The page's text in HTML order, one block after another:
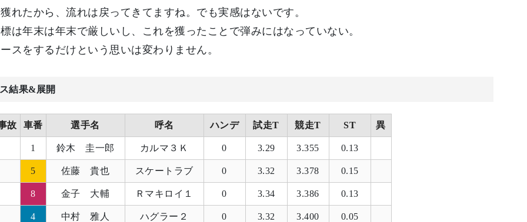
れたから、流れは戻ってきてますね。でも実感はないです。
は年末は年末で厳しいし、これを獲ったことで弾みにはなっていない。
スをするだけという思いは変わりません。
結果&展開
故 車番 選手名 呼名 ハンデ 試走T 競走T ST 異
1 鈴木 圭一郎 カルマ３Ｋ 0 3.29 3.355 0.13
5 佐藤 貴也 スケートラブ 0 3.32 3.378 0.15
8 金子 大輔 Ｒマキロイ１ 0 3.34 3.386 0.13
4 中村 雅人 ハグラー２ 0 3.32 3.400 0.05